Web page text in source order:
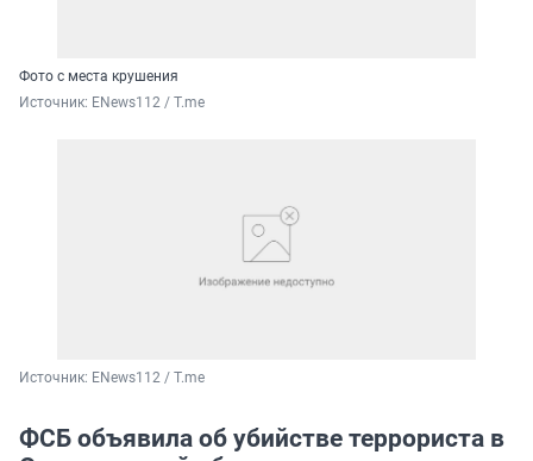
Фото с места крушения
Источник: ENews112 / T.me
Источник: ENews112 / T.me
ФСБ объявила об убийстве террориста в